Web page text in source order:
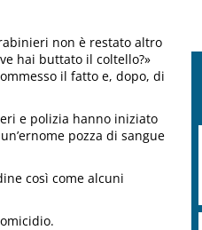
non è restato altro
hai buttato il coltello?»
il fatto e, dopo, di
e polizia hanno iniziato
pozza di sangue
così come alcuni